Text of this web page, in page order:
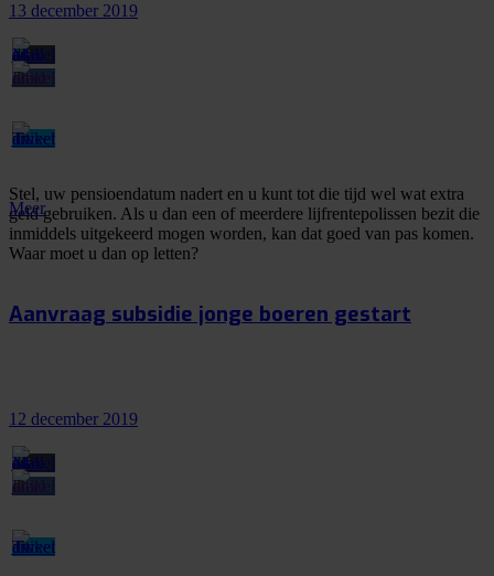
13 december 2019
Stel, uw pensioendatum nadert en u kunt tot die tijd wel wat extra
geld gebruiken. Als u dan een of meerdere lijfrentepolissen bezit die
inmiddels uitgekeerd mogen worden, kan dat goed van pas komen.
Waar moet u dan op letten?
Meer
Aanvraag subsidie jonge boeren gestart
12 december 2019